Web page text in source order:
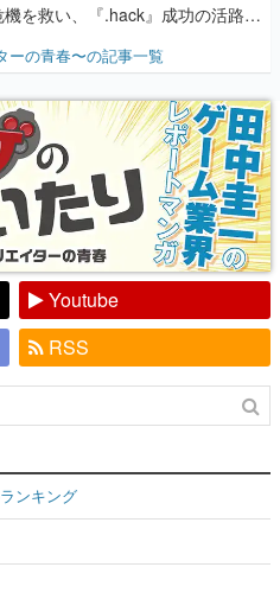
を救い、『.hack』成功の活路を
ンプ』色だった【若ゲのいた
ーの青春〜の記事一覧
Youtube
RSS
ンキング